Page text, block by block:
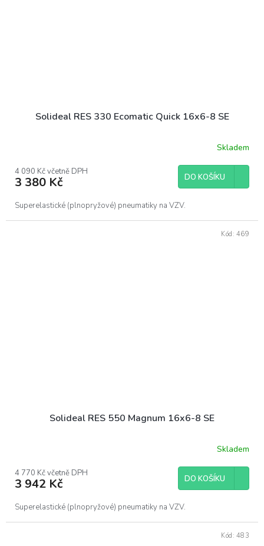
Solideal RES 330 Ecomatic Quick 16x6-8 SE
Skladem
4 090 Kč včetně DPH
3 380 Kč DO KOŠÍKU
Superelastické (plnopryžové) pneumatiky na VZV.
Solideal RES 550 Magnum 16x6-8 SE
Skladem
4 770 Kč včetně DPH
3 942 Kč DO KOŠÍKU
Superelastické (plnopryžové) pneumatiky na VZV.
Kód: 469
Kód: 483